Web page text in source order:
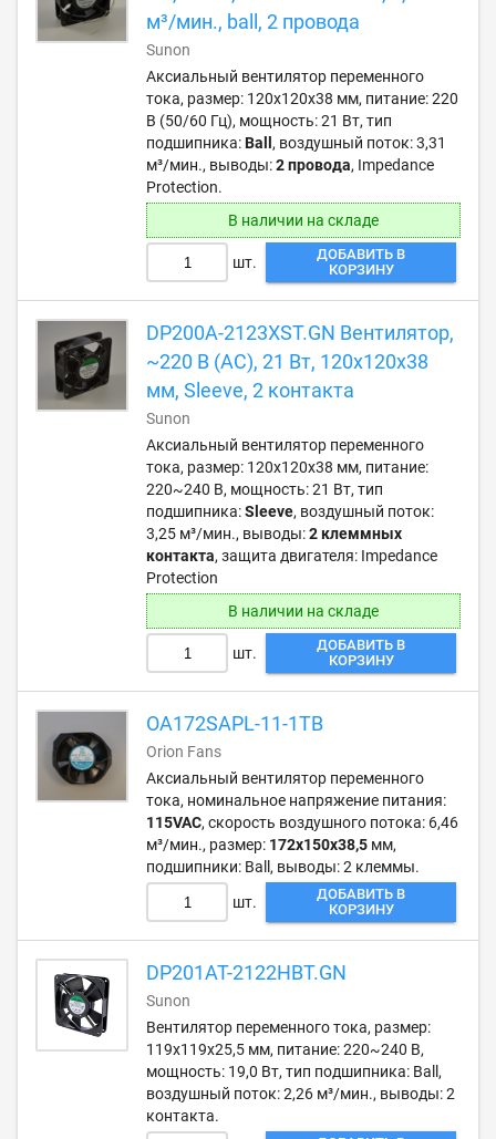
м³/мин., ball, 2 провода
Sunon
Аксиальный вентилятор переменного
тока, размер: 120х120х38 мм, питание: 220
В (50/60 Гц), мощность: 21 Вт, тип
подшипника:Ball , воздушный поток: 3,31
м³/мин., выводы:2 провода, Impedance
Protection.
В наличии на складе
шт.
ДОБАВИТЬ В
КОРЗИНУ
DP200A-2123XST.GN Вентилятор,
~220 В (AC), 21 Вт, 120х120х38
мм, Sleeve, 2 контакта
Sunon
Аксиальный вентилятор переменного
тока, размер: 120х120х38 мм, питание:
220~240 В, мощность: 21 Вт, тип
подшипника:Sleeve, воздушный поток:
3,25 м³/мин., выводы:2 клеммных
контакта, защита двигателя: Impedance
Protection
В наличии на складе
шт.
ДОБАВИТЬ В
КОРЗИНУ
OA172SAPL-11-1TB
Orion Fans
Аксиальный вентилятор переменного
тока, номинальное напряжение питания:
115VAC, скорость воздушного потока: 6,46
м³/мин., размер: 172х150х38,5 мм,
подшипники: Ball, выводы: 2 клеммы.
шт.
ДОБАВИТЬ В
КОРЗИНУ
DP201AT-2122HBT.GN
Sunon
Вентилятор переменного тока, размер:
119х119х25,5 мм, питание: 220~240 В,
мощность: 19,0 Вт, тип подшипника: Ball,
воздушный поток: 2,26 м³/мин., выводы: 2
контакта.